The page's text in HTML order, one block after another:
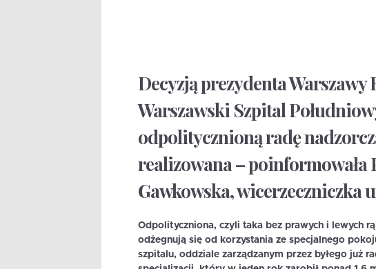
Decyzją prezydenta Warszawy
Warszawski Szpital
odpolitycznioną radę
realizowana – poinformowała
Gawkowska, wicerzeczniczka
Odpolityczniona, czyli taka bez prawych i lewych
odżegnują się od korzystania ze specjalnego
szpitalu, oddziale zarządzanym przez byłego już